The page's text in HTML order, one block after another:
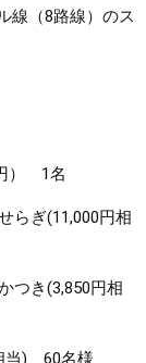
線（8路線）のス
） 1名
らぎ(11,000円相
つき(3,850円相
当) 60名様